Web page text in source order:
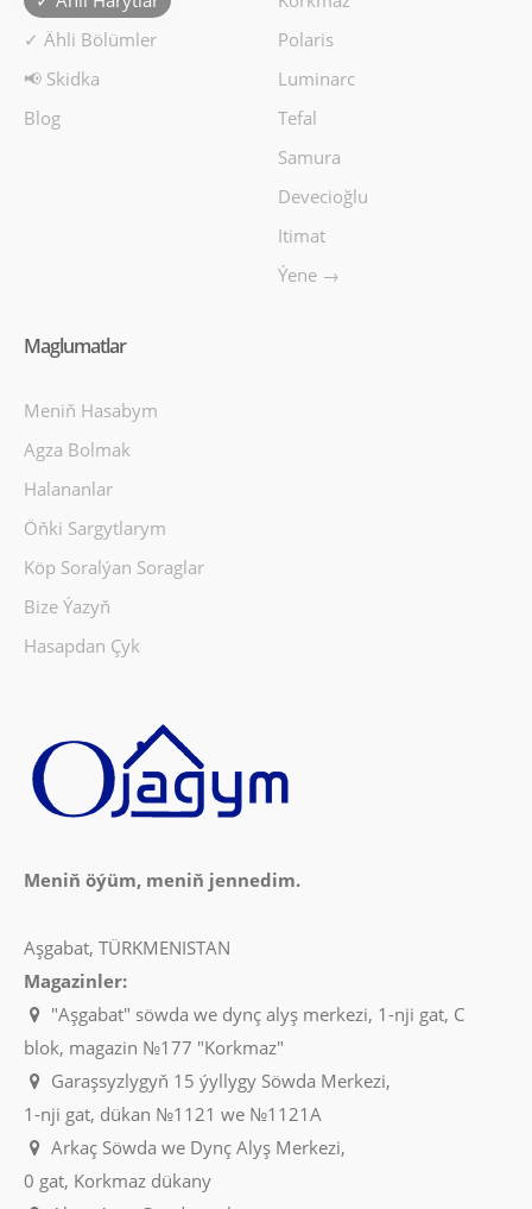
✓ Ähli Bölümler
📢 Skidka
Blog
Polaris
Luminarc
Tefal
Samura
Devecioğlu
Itimat
Ýene →
Maglumatlar
Meniň Hasabym
Agza Bolmak
Halananlar
Öňki Sargytlarym
Köp Soralýan Soraglar
Bize Ýazyň
Hasapdan Çyk
Meniň öýüm, meniň jennedim.
Aşgabat, TÜRKMENISTAN
Magazinler:
"Aşgabat" söwda we dynç alyş merkezi, 1-nji gat, C
blok, magazin №177 "Korkmaz"
Garaşsyzlygyň 15 ýyllygy Söwda Merkezi,
1-nji gat, dükan №1121 we №1121A
Arkaç Söwda we Dynç Alyş Merkezi,
0 gat, Korkmaz dükany